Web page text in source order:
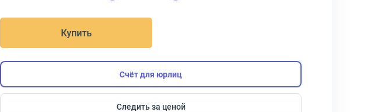
Купить
Счёт для юрлиц
Следить за ценой